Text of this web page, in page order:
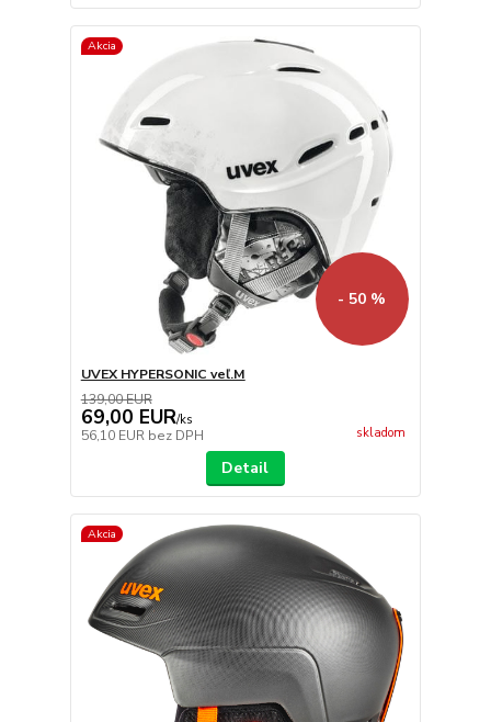
Akcia
- 50 %
UVEX HYPERSONIC veľ.M
139,00 EUR
69,00 EUR/ks
56,10 EUR bez DPH skladom
Detail
Akcia